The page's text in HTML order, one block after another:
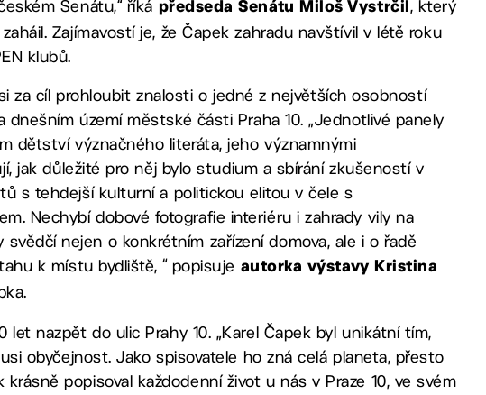
Senátu,“ říká předseda Senátu Miloš Vystrčil , který
Zajímavostí je, že Čapek zahradu navštívil v létě roku
klubů.
za cíl prohloubit znalosti o jedné z největších osobností
území městské části Praha 10. „Jednotlivé panely
dětství význačného literáta, jeho významnými
jak důležité pro něj bylo studium a sbírání zkušeností v
s tehdejší kulturní a politickou elitou v čele s
Nechybí dobové fotografie interiéru i zahrady vily na
nejen o konkrétním zařízení domova, ale i o řadě
k místu bydliště, “ popisuje autorka výstavy Kristina
nazpět do ulic Prahy 10. „Karel Čapek byl unikátní tím,
obyčejnost. Jako spisovatele ho zná celá planeta, přesto
popisoval každodenní život u nás v Praze 10, ve svém